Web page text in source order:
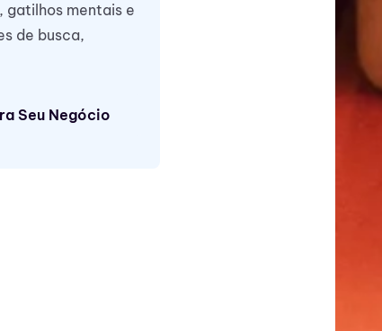
gatilhos mentais e
de busca,
Seu Negócio